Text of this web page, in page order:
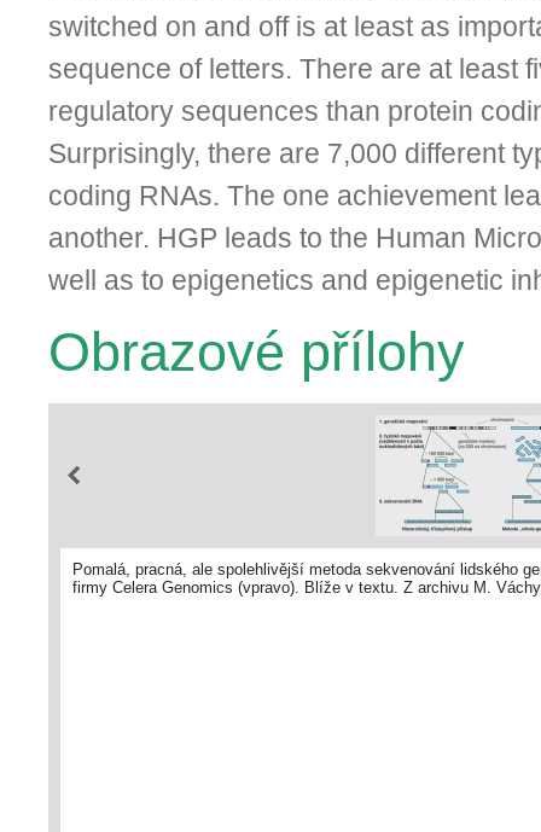
switched on and off is at least as
sequence of letters. There are at least
regulatory sequences than protein
Surprisingly, there are 7,000 different
coding RNAs. The one achievement
another. HGP leads to the Human
well as to epigenetics and epigenetic
Obrazové přílohy
Pomalá, pracná, ale spolehlivější metoda sekvenování lidského
firmy Celera Genomics (vpravo). Blíže v textu. Z archivu M. Váchy